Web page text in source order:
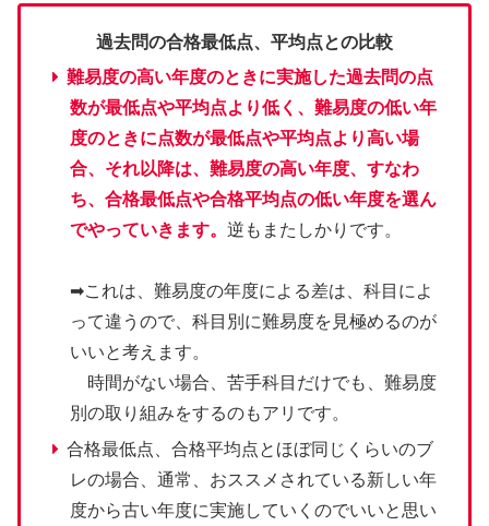
過去問の合格最低点、平均点との比較
難易度の高い年度のときに実施した過去問の点
数が最低点や平均点より低く、難易度の低い年
度のときに点数が最低点や平均点より高い場
合、それ以降は、難易度の高い年度、すなわ
ち、合格最低点や合格平均点の低い年度を選ん
でやっていきます。逆もまたしかりです。
➡これは、難易度の年度による差は、科目によ
って違うので、科目別に難易度を見極めるのが
いいと考えます。
時間がない場合、苦手科目だけでも、難易度
別の取り組みをするのもアリです。
合格最低点、合格平均点とほぼ同じくらいのブ
レの場合、通常、おススメされている新しい年
度から古い年度に実施していくのでいいと思い